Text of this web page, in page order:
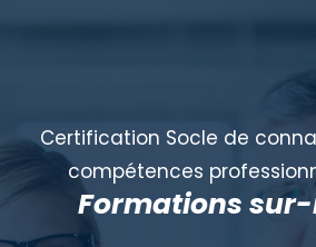
Certification Socle de
compétences
Formations